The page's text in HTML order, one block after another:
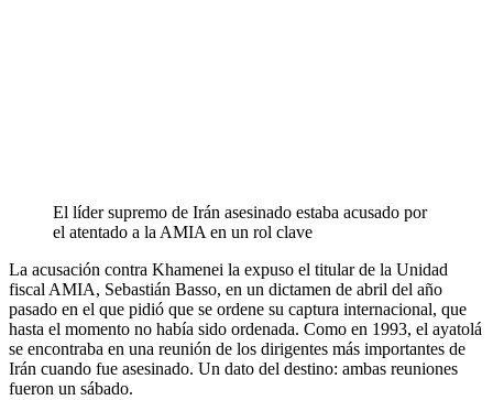
El líder supremo de Irán asesinado estaba acusado por
el atentado a la AMIA en un rol clave
La acusación contra Khamenei la expuso el titular de la Unidad
fiscal AMIA, Sebastián Basso, en un dictamen de abril del año
pasado en el que pidió que se ordene su captura internacional, que
hasta el momento no había sido ordenada. Como en 1993, el ayatolá
se encontraba en una reunión de los dirigentes más importantes de
Irán cuando fue asesinado. Un dato del destino: ambas reuniones
fueron un sábado.